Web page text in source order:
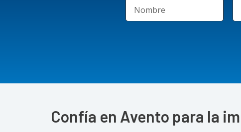
Confía en Avento para la